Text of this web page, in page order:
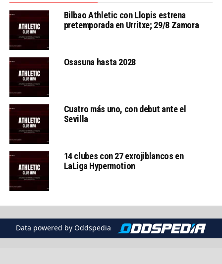
Bilbao Athletic con Llopis estrena
pretemporada en Urritxe; 29/8 Zamora
Osasuna hasta 2028
Cuatro más uno, con debut ante el
Sevilla
14 clubes con 27 exrojiblancos en
LaLiga Hypermotion
Data powered by Oddspedia